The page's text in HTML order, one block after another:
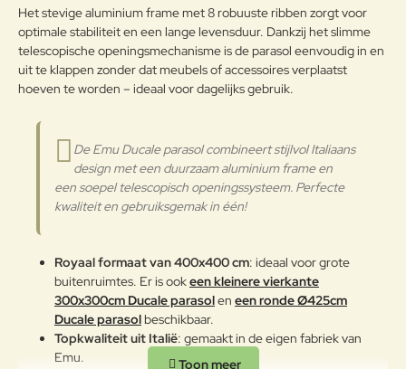
Aluminium
we aan om het correct en
regelmatig te reinigen. Verricht de
reiniging vaker op plaatsen die
door een grote vochtigheid of een
zeeklimaat worden gekenmerkt.
reinigingsmiddelen te reinigen. De
langdurige en continue
blootstelling aan intense uv-
straling of aan erg lage
gekleurde polyestercoating
worden aangetast. We raden aan
om de producten wanneer ze
lange tijd niet gebruikt worden of
in de winter te reinigen en op een
beschermde plek op te bergen of
Waardering:
Waarderin
g:
Slecht Goed
Verder
Het stevige aluminium frame met 8 robuuste ribben zorgt voor
optimale stabiliteit en een lange levensduur. Dankzij het slimme
telescopische openingsmechanisme is de parasol eenvoudig in en
uit te klappen zonder dat meubels of accessoires verplaatst
hoeven te worden – ideaal voor dagelijks gebruik.
De Emu Ducale parasol combineert stijlvol Italiaans
design met een duurzaam aluminium frame en
een soepel telescopisch openingssysteem. Perfecte
kwaliteit en gebruiksgemak in één!
Royaal formaat van 400x400 cm: ideaal voor grote
buitenruimtes. Er is ookeen kleinere vierkante
300x300cm Ducale parasolen een ronde Ø425cm
Ducale parasolbeschikbaar.
Topkwaliteit uit Italië: gemaakt in de eigen fabriek van
Emu.